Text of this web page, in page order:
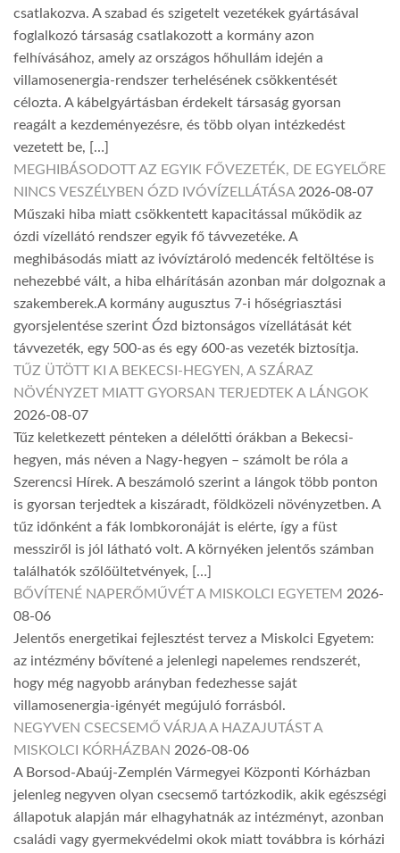
csatlakozva. A szabad és szigetelt vezetékek gyártásával
foglalkozó társaság csatlakozott a kormány azon
felhívásához, amely az országos hőhullám idején a
villamosenergia-rendszer terhelésének csökkentését
célozta. A kábelgyártásban érdekelt társaság gyorsan
reagált a kezdeményezésre, és több olyan intézkedést
vezetett be, […]
MEGHIBÁSODOTT AZ EGYIK FŐVEZETÉK, DE EGYELŐRE
NINCS VESZÉLYBEN ÓZD IVÓVÍZELLÁTÁSA 2026-08-07
Műszaki hiba miatt csökkentett kapacitással működik az
ózdi vízellátó rendszer egyik fő távvezetéke. A
meghibásodás miatt az ivóvíztároló medencék feltöltése is
nehezebbé vált, a hiba elhárításán azonban már dolgoznak a
szakemberek.A kormány augusztus 7-i hőségriasztási
gyorsjelentése szerint Ózd biztonságos vízellátását két
távvezeték, egy 500-as és egy 600-as vezeték biztosítja.
TŰZ ÜTÖTT KI A BEKECSI-HEGYEN, A SZÁRAZ
NÖVÉNYZET MIATT GYORSAN TERJEDTEK A LÁNGOK
2026-08-07
Tűz keletkezett pénteken a délelőtti órákban a Bekecsi-
hegyen, más néven a Nagy-hegyen – számolt be róla a
Szerencsi Hírek. A beszámoló szerint a lángok több ponton
is gyorsan terjedtek a kiszáradt, földközeli növényzetben. A
tűz időnként a fák lombkoronáját is elérte, így a füst
messziről is jól látható volt. A környéken jelentős számban
találhatók szőlőültetvények, […]
BŐVÍTENÉ NAPERŐMŰVÉT A MISKOLCI EGYETEM 2026-
08-06
Jelentős energetikai fejlesztést tervez a Miskolci Egyetem:
az intézmény bővítené a jelenlegi napelemes rendszerét,
hogy még nagyobb arányban fedezhesse saját
villamosenergia-igényét megújuló forrásból.
NEGYVEN CSECSEMŐ VÁRJA A HAZAJUTÁST A
MISKOLCI KÓRHÁZBAN 2026-08-06
A Borsod-Abaúj-Zemplén Vármegyei Központi Kórházban
jelenleg negyven olyan csecsemő tartózkodik, akik egészségi
állapotuk alapján már elhagyhatnák az intézményt, azonban
családi vagy gyermekvédelmi okok miatt továbbra is kórházi